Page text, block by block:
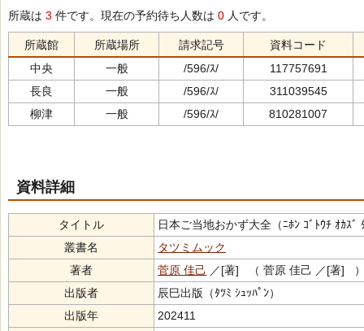
所蔵は 3 件です。現在の予約待ち人数は 0 人です。
所蔵館 所蔵場所 請求記号
資料コード
中央
一般 /596/ｽ/
117757691
長良
一般 /596/ｽ/
311039545
柳津
一般 /596/ｽ/ 810281007
資料詳細
タイトル
日本ご当地おかず大全（ﾆﾎﾝ ｺﾞﾄｳﾁ ｵｶｽﾞ
叢書名
タツミムック
著者
菅原 佳己 ／[著] （ 菅原 佳己 ／[著]
出版者
辰巳出版（ﾀﾂﾐ ｼｭｯﾊﾟﾝ）
出版年
202411